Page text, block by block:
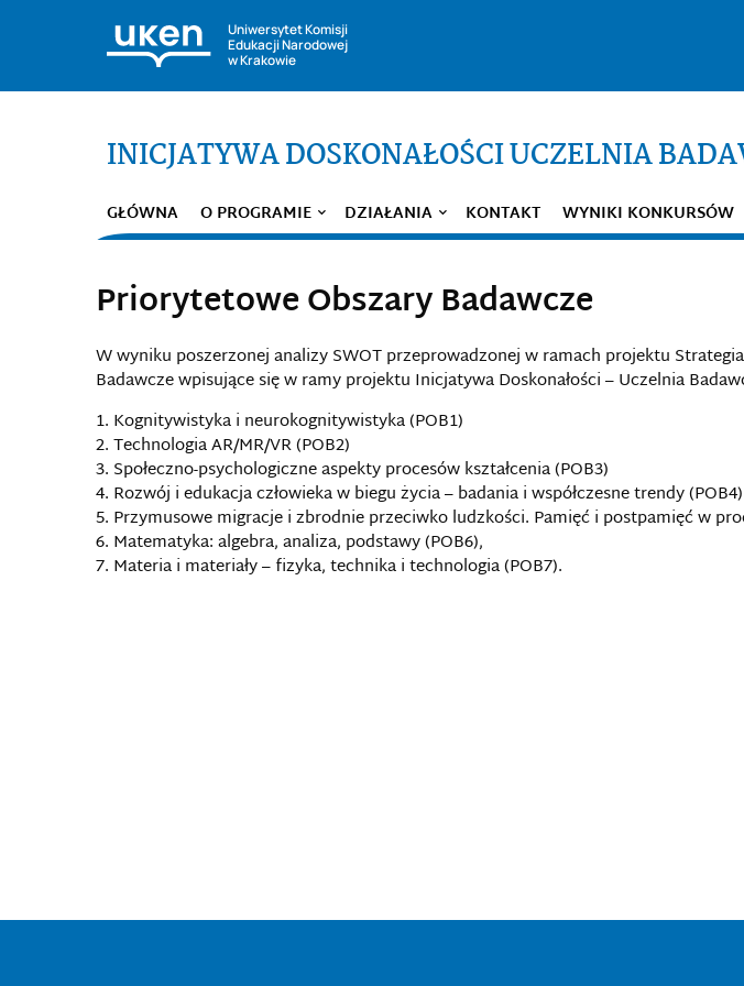
Uniwersytet Komisji
Edukacji Narodowej
w Krakowie
INICJATYWA DOSKONAŁOŚCI UCZELNIA
GŁÓWNA O PROGRAMIE DZIAŁANIA KONTAKT WYNIKI KONKURSÓW
Priorytetowe Obszary Badawcze
W wyniku poszerzonej analizy SWOT przeprowadzonej w ramach projektu
Badawcze wpisujące się w ramy projektu Inicjatywa Doskonałości – Uczelnia
Kognitywistyka i neurokognitywistyka (POB1)
Technologia AR/MR/VR (POB2)
Społeczno-psychologiczne aspekty procesów kształcenia (POB3)
Rozwój i edukacja człowieka w biegu życia – badania i współczesne trendy (POB4)
Przymusowe migracje i zbrodnie przeciwko ludzkości. Pamięć i postpamięć w
Matematyka: algebra, analiza, podstawy (POB6),
Materia i materiały – fizyka, technika i technologia (POB7).